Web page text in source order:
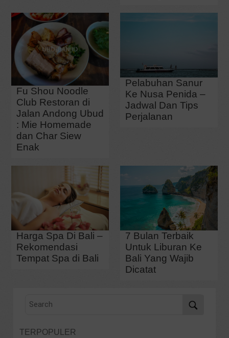
Fu Shou Noodle
Club Restoran di
Jalan Andong Ubud
: Mie Homemade
dan Char Siew
Enak
Pelabuhan Sanur
Ke Nusa Penida –
Jadwal Dan Tips
Perjalanan
Harga Spa Di Bali –
Rekomendasi
Tempat Spa di Bali
7 Bulan Terbaik
Untuk Liburan Ke
Bali Yang Wajib
Dicatat
TERPOPULER